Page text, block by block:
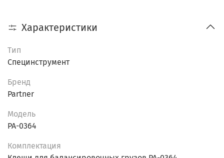
Характеристики
Тип
Специнструмент
Бренд
Partner
Модель
PA-0364
Комплектация